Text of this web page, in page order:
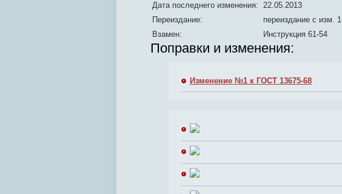
Дата последнего изменения: 22.05.2013
Переиздание:
переиздание с изм. 1
Взамен:
Инструкция 61-54
Поправки и изменения:
Изменение №1 к ГОСТ 13675-68